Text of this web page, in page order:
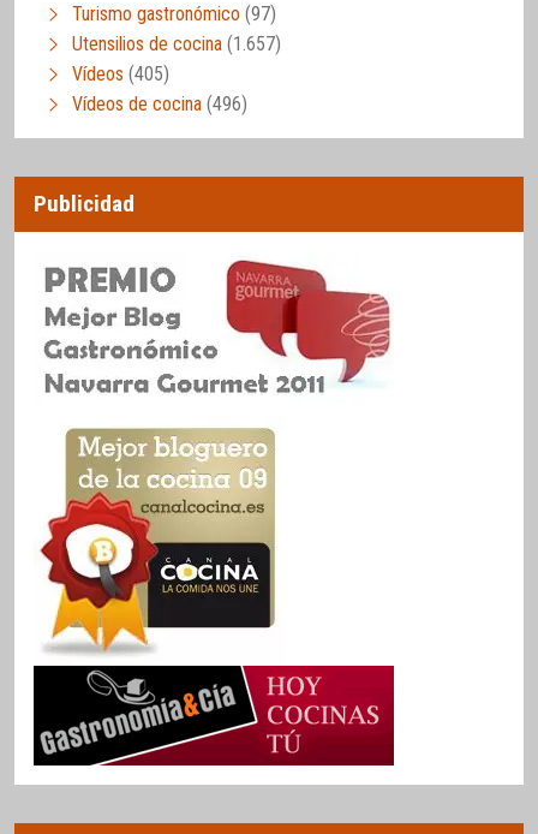
Turismo gastronómico (97)
Utensilios de cocina (1.657)
Vídeos (405)
Vídeos de cocina (496)
Publicidad